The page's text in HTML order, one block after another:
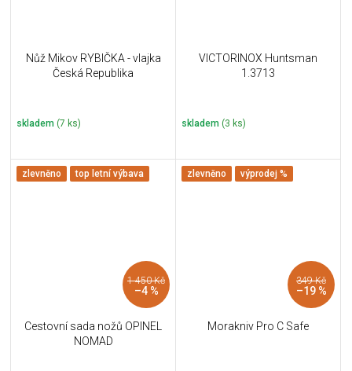
Nůž Mikov RYBIČKA - vlajka
Česká Republika
skladem (7 ks)
VICTORINOX Huntsman
1.3713
skladem (3 ks)
zlevněno top letní výbava
1 450 Kč
–4 %
Cestovní sada nožů OPINEL
NOMAD
zlevněno výprodej %
349 Kč
–19 %
Morakniv Pro C Safe